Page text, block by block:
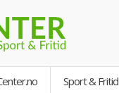
Sport & Fritid